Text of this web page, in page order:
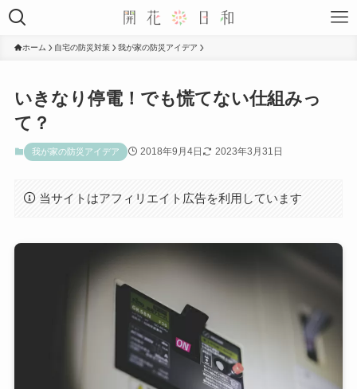
ホーム 自宅の防災対策 我が家の防災アイデア
いきなり停電！でも慌てない仕組みっ
て？
我が家の防災アイデア 2018年9月4日 2023年3月31日
当サイトはアフィリエイト広告を利用しています